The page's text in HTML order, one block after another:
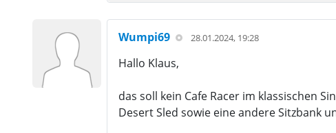
Wumpi69 28.01.2024, 19:28
Hallo Klaus,
das soll kein Cafe Racer im klassischen
Desert Sled sowie eine andere Sitzbank